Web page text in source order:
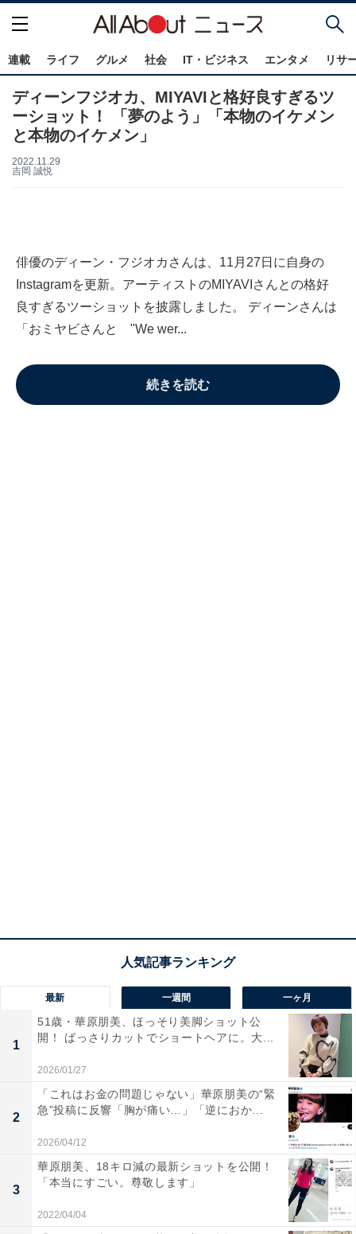
連載 ライフ グルメ 社会 IT・ビジネス エンタメ リサ
ディーンフジオカ、MIYAVIと格好良すぎるツ
ーショット！ 「夢のよう」「本物のイケメン
と本物のイケメン」
2022.11.29
吉岡 誠悦
俳優のディーン・フジオカさんは、11月27日に自身の
Instagramを更新。アーティストのMIYAVIさんとの格好
良すぎるツーショットを披露しました。 ディーンさんは
「おミヤビさんと "We wer...
続きを読む
最新 一週間 一ヶ月
1
51歳・華原朋美、ほっそり美脚ショット公
開！ ばっさりカットでショートヘアに。大...
2026/01/27
2
「これはお金の問題じゃない」華原朋美の“緊
急”投稿に反響「胸が痛い…」「逆におか...
2026/04/12
3
華原朋美、18キロ減の最新ショットを公開！
「本当にすごい。尊敬します」
2022/04/04